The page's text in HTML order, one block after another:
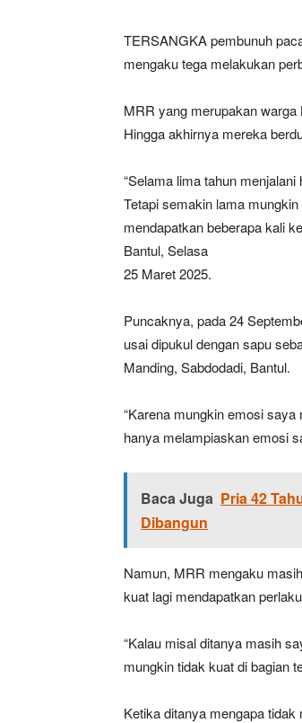
TERSANGKA pembunuh
mengaku tega melakukan
MRR yang merupakan
Hingga akhirnya mereka
“Selama lima tahun
Tetapi semakin lama
mendapatkan beberapa kali
Bantul, Selasa
25 Maret 2025.
Puncaknya, pada 24
usai dipukul dengan sapu
Manding, Sabdodadi, Bantul.
“Karena mungkin emosi
hanya melampiaskan emosi
Baca Juga Pria 42
Dibangun
Namun, MRR mengaku
kuat lagi mendapatkan
“Kalau misal ditanya masih
mungkin tidak kuat di bagian
Ketika ditanya mengapa